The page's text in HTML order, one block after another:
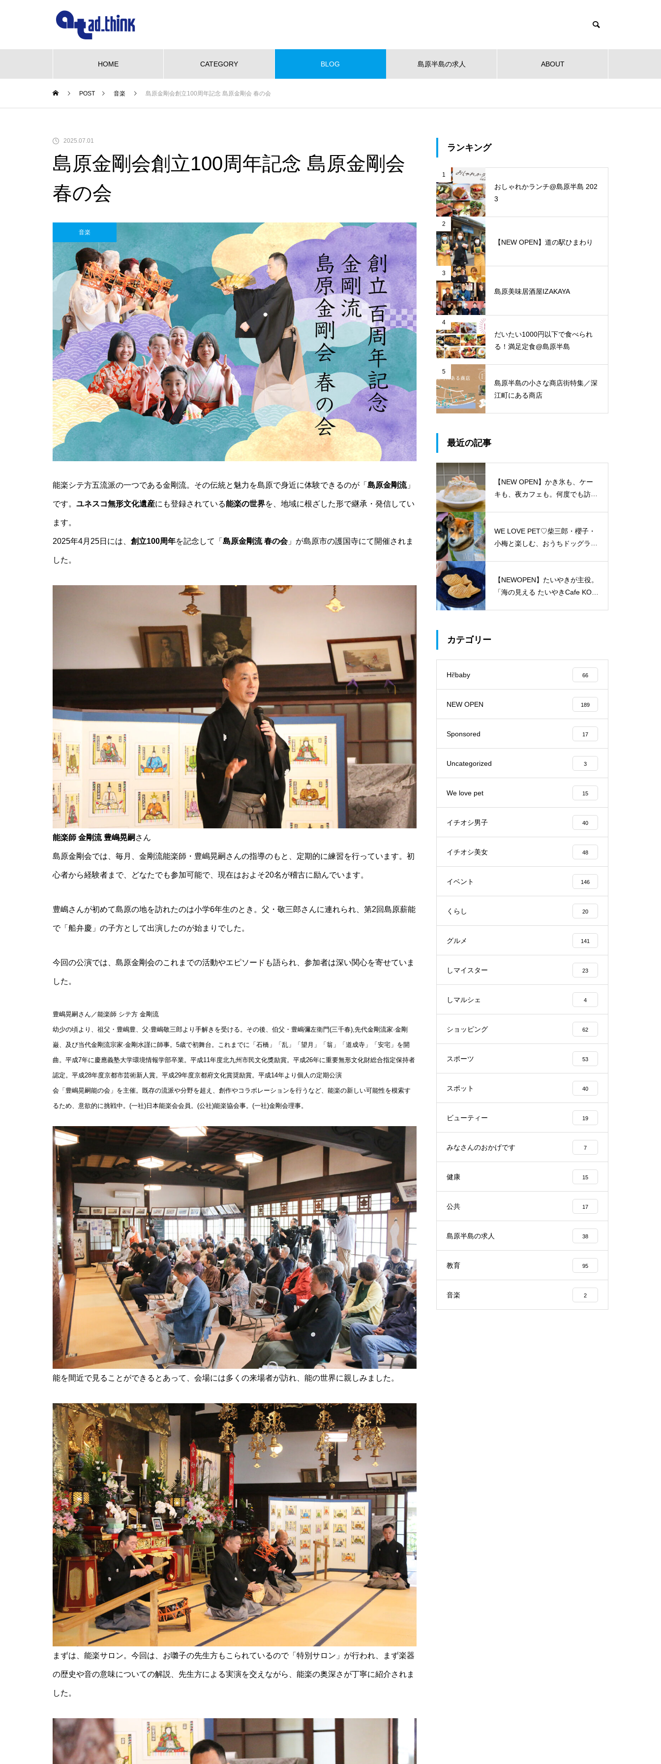
HOME CATEGORY BLOG 島原半島の求人 ABOUT
NEW OPEN グルメ ビューティー ショッピング
れたくなる「REO」
KOMACHI」
焙煎所が届ける、理想の一杯。
「雲仙麓珈琲焙煎研究所」
ランJaillir
ンな空間「古民家Café Ryu龍」
【NEW OPEN】日常に寄り添
う、海辺の鮨処「鮨 彦八」
【NEW OPEN】学びも仕事もは
かどる、島原の新たなワークプ
レイス「コワーキングスペース
NODE島原店」
【NEW OPEN】煙と笑いのちょ
うどいい距離感。「焼肉 福よ
し」
【NEW OPEN】英語が好きにな
る。話したくなる。「Ayumi’s E
nglish Lesson」
至福の時間「酵素温浴 haco」
推し氷を巡る、夏の旅へ「第2
回 島原半島推し氷スタンプラリ
春のお祝い特集 @島原半島
／千々石観光センター／山の駅
ベジドリーム／平野鮮魚／おう
ちカフェマロン／Pao Crepe MI
氷2025】
PARFAIT＠島原半島特集
だいたい1000円以下で食べられ
［島原市］喜ばれるチョコ♡久
遠チョコレートのバレンタイン
セット
バレンタイン2023 @Patisserie
La Vierie（ラヴィリエ）【しま
しまのスポンサー様ご紹介】
core HAIR SALON（コア）【し
ましまのスポンサー様ご紹介】
【NEW OPEN】naitre.hair（ネ
【NEW OPEN】Salon Ville
【NEW OPEN】private nail salo
【NEW OPEN】BEAUTY SALO
N Qualis.（クオリス）
田宝飾時計店
WE LOVE PLANTS. AT島原半島
（花樹園 有家店／重松花屋gree
n＋／HaNARaKaN／インテリア
島原半島の小さな商店街特集／
島原半島の小さな商店街特集／
国見町土黒地区にある商店
［島原市］喜ばれるチョコ♡久
遠チョコレートのバレンタイン
セット
2023バレンタイン＠アビート
バレンタイン2023 @Patisserie
六三郎
バレンタイン2023 @les pignon
s（レ・ピニヨン）
バレンタイン2023＠エスポワー
バレンタイン2023 @＆coffee
（アンドコーヒー）
バレンタイン2023 @オカモ
ト・シェ・ダムール
バレンタイン2023 @CAKEHOU
地域とつながる体験&交流会に
令和8年 島原市消防出初式
【令和8年しまばら二十歳の集
い】in島原文化会館
行ってみた＠令和7年島原城大
手門市／はみだせ島原高校生共
創プロジェクト／島商ップ／Mij
oかふぇ／しまばら温泉不知火
まつり
赤ふんどしが舞う、多比良温泉
神社の風除祭
炭を塗る道案内人「はなだご」
出現！／温泉神社（大三東）の
風除祭
令和7年 雲仙市二十歳のつどい
@ 愛の夢未来センター
大迫力のブルーインパルス＠築
城400年の島原城から見てみた
桜スポット2025＠島原（島原総
WE LOVE PET♡柴三郎・櫻子・
のある暮らし
【NEWOPEN】たいやきが主役。
【NEW OPEN】社会福祉法人 南高
愛隣会 ホースセラピー研究センタ
【NEW OPEN】南島原の小さな焙
仙麓珈琲焙煎研究所」
Hi!baby.こんにちは赤ちゃん♪ 【NEW OPEN】UNZEN山頂珈琲
マリンフェスタin口之津 港を彩る
花火と美しい女性達
島原半島・注目の求人情報／有限
会社 上田自動車
POST 音楽 島原金剛会創立100周年記念 島原金剛会 春の会
2025.07.01
島原金剛会創立100周年記念 島原金剛会
春の会
音楽
能楽シテ方五流派の一つである金剛流。その伝統と魅力を島原で身近に体験できるのが「 島原金剛流」
です。 ユネスコ無形文化遺産にも登録されている能楽の世界を、地域に根ざした形で継承・発信してい
ます。
2025年4月25日には、 創立100周年を記念して「 島原金剛流 春の会」が島原市の護国寺にて開催されま
した。
能楽師 金剛流 豊嶋晃嗣 さん
島原金剛会では、毎月、金剛流能楽師・豊嶋晃嗣さんの指導のもと、定期的に練習を行っています。初
心者から経験者まで、どなたでも参加可能で、現在はおよそ20名が稽古に励んでいます。
豊嶋さんが初めて島原の地を訪れたのは小学6年生のとき。父・敬三郎さんに連れられ、第2回島原薪能
で「船弁慶」の子方として出演したのが始まりでした。
今回の公演では、島原金剛会のこれまでの活動やエピソードも語られ、参加者は深い関心を寄せていま
した。
豊嶋晃嗣さん／能楽師 シテ方 金剛流
幼少の頃より、祖父・豊嶋豊、父·豊嶋敬三郎より手解きを受ける。その後、伯父・豊嶋彌左衛門(三千春),先代金剛流家·金剛
巌、及び当代金剛流宗家·金剛水謹に師事。5歳で初舞台。これまでに「石橋」「乱」「望月」「翁」「道成寺」「安宅」を開
曲。平成7年に慶應義塾大学環境情報学部卒業。平成11年度北九州市民文化獎励賞。平成26年に重要無形文化財総合指定保持者
認定。平成28年度京都市芸術新人賞。平成29年度京都府文化賞奨励賞。平成14年より個人の定期公演
会「豊嶋晃嗣能の会」を主催。既存の流派や分野を超え、創作やコラボレーションを行うなど、能楽の新しい可能性を模索す
るため、意欲的に挑戦中。(一社)日本能楽会会員。(公社)能楽協会事。(一社)金剛会理事。
能を間近で見ることができるとあって、会場には多くの来場者が訪れ、能の世界に親しみました。
まずは、能楽サロン。今回は、お囃子の先生方もこられているので「特別サロン」が行われ、まず楽器
の歴史や音の意味についての解説、先生方による実演を交えながら、能楽の奥深さが丁寧に紹介されま
した。
ランキング
1
おしゃれかランチ@島原半島 202
3
2
【NEW OPEN】道の駅ひまわり
3
島原美味居酒屋IZAKAYA
4
だいたい1000円以下で食べられ
る！満足定食@島原半島
5
島原半島の小さな商店街特集／深
江町にある商店
最近の記事
【NEW OPEN】かき氷も、ケー
キも、夜カフェも。何度でも訪れ
WE LOVE PET♡柴三郎・櫻子・
小梅と楽しむ、おうちドッグラン
【NEWOPEN】たいやきが主役。
「海の見える たいやきCafe KOM
カテゴリー
Hi!baby 66
NEW OPEN 189
Sponsored 17
Uncategorized 3
We love pet 15
イチオシ男子 40
イチオシ美女 48
イベント 146
くらし 20
グルメ 141
しマイスター 23
しマルシェ 4
ショッピング 62
スポーツ 53
スポット 40
ビューティー 19
みなさんのおかげです 7
健康 15
公共 17
島原半島の求人 38
教育 95
音楽 2